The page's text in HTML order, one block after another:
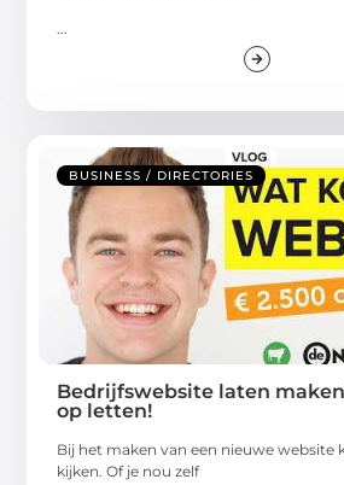
BUSINESS / DIRECTORIES
Bedrijfswebsite laten
op letten!
Bij het maken van een nieuwe website
kijken. Of je nou zelf